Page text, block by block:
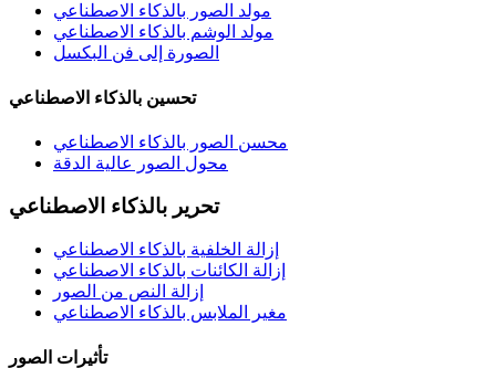
مولد الصور بالذكاء الاصطناعي
مولد الوشم بالذكاء الاصطناعي
الصورة إلى فن البكسل
تحسين بالذكاء الاصطناعي
محسن الصور بالذكاء الاصطناعي
محول الصور عالية الدقة
تحرير بالذكاء الاصطناعي
إزالة الخلفية بالذكاء الاصطناعي
إزالة الكائنات بالذكاء الاصطناعي
إزالة النص من الصور
مغير الملابس بالذكاء الاصطناعي
تأثيرات الصور